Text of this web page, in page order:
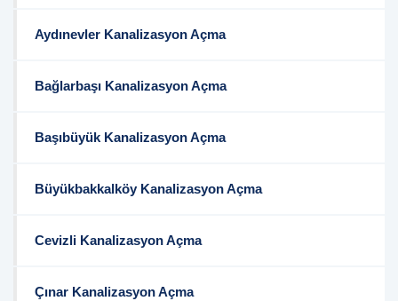
Aydınevler Kanalizasyon Açma
Bağlarbaşı Kanalizasyon Açma
Başıbüyük Kanalizasyon Açma
Büyükbakkalköy Kanalizasyon Açma
Cevizli Kanalizasyon Açma
Çınar Kanalizasyon Açma